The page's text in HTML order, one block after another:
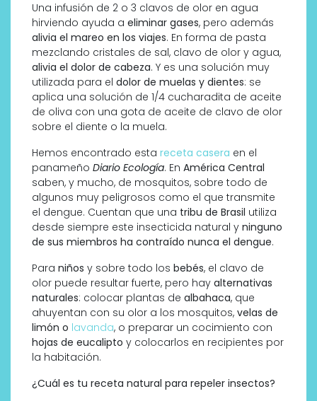
Una infusión de 2 o 3 clavos de olor en agua
hirviendo ayuda a eliminar gases, pero además
alivia el mareo en los viajes. En forma de pasta
mezclando cristales de sal, clavo de olor y agua,
alivia el dolor de cabeza. Y es una solución muy
utilizada para el dolor de muelas y dientes: se
aplica una solución de 1/4 cucharadita de aceite
de oliva con una gota de aceite de clavo de olor
sobre el diente o la muela.
Hemos encontrado esta receta casera en el
panameño Diario Ecología. En América Central
saben, y mucho, de mosquitos, sobre todo de
algunos muy peligrosos como el que transmite
el dengue. Cuentan que una tribu de Brasil utiliza
desde siempre este insecticida natural y ninguno
de sus miembros ha contraído nunca el dengue.
Para niños y sobre todo los bebés, el clavo de
olor puede resultar fuerte, pero hay alternativas
naturales: colocar plantas de albahaca, que
ahuyentan con su olor a los mosquitos, velas de
limón o lavanda, o preparar un cocimiento con
hojas de eucalipto y colocarlos en recipientes por
la habitación.
¿Cuál es tu receta natural para repeler insectos?